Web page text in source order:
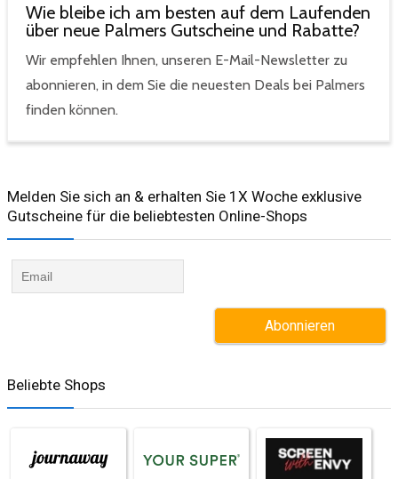
Wie bleibe ich am besten auf dem Laufenden
über neue Palmers Gutscheine und Rabatte?
Wir empfehlen Ihnen, unseren E-Mail-Newsletter zu
abonnieren, in dem Sie die neuesten Deals bei Palmers
finden können.
Melden Sie sich an & erhalten Sie 1X Woche exklusive
Gutscheine für die beliebtesten Online-Shops​
Beliebte Shops